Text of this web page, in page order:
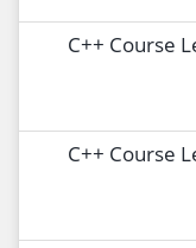
15- C++
16- C++